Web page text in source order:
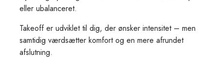
eller ubalanceret.
Takeoff er udviklet til dig, der ønsker intensitet – men
samtidig værdsætter komfort og en mere afrundet
afslutning.